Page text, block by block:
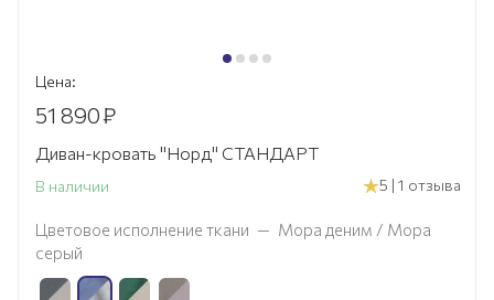
Цена:
51 890₽
Диван-кровать "Норд" СТАНДАРТ
В наличии 5 | 1 отзыва
Цветовое исполнение ткани — Мора деним / Мора
серый